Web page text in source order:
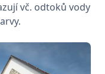
vč. odtoků vody